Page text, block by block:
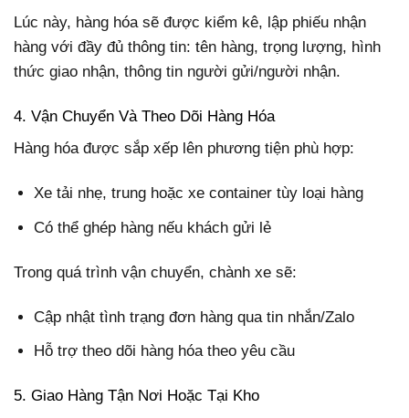
Lúc này, hàng hóa sẽ được kiểm kê, lập phiếu nhận
hàng với đầy đủ thông tin: tên hàng, trọng lượng, hình
thức giao nhận, thông tin người gửi/người nhận.
4. Vận Chuyển Và Theo Dõi Hàng Hóa
Hàng hóa được sắp xếp lên phương tiện phù hợp:
Xe tải nhẹ, trung hoặc xe container tùy loại hàng
Có thể ghép hàng nếu khách gửi lẻ
Trong quá trình vận chuyển, chành xe sẽ:
Cập nhật tình trạng đơn hàng qua tin nhắn/Zalo
Hỗ trợ theo dõi hàng hóa theo yêu cầu
5. Giao Hàng Tận Nơi Hoặc Tại Kho